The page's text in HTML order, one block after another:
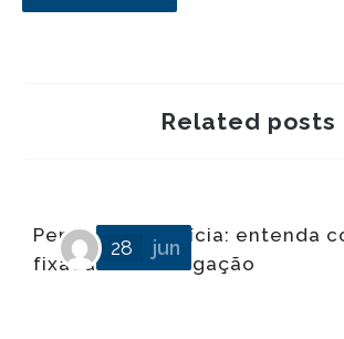
Related posts
Pensão alimentícia: entenda
fixada essa obrigação
28 jun